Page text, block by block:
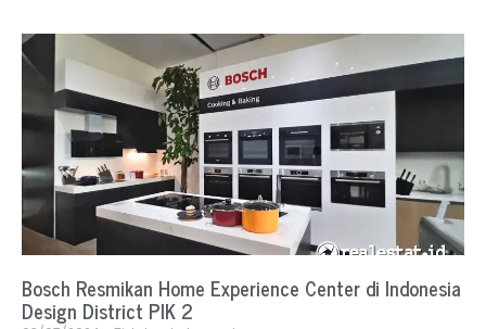
Bosch Resmikan Home Experience Center di Indonesia
Design District PIK 2